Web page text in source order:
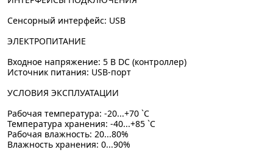
Сенсорный интерфейс: USB
ЭЛЕКТРОПИТАНИЕ
Входное напряжение: 5 В DC (контроллер)
Источник питания: USB-порт
УСЛОВИЯ ЭКСПЛУАТАЦИИ
Рабочая температура: -20...+70 `C
Температура хранения: -40...+85 `C
Рабочая влажность: 20...80%
Влажность хранения: 0...90%